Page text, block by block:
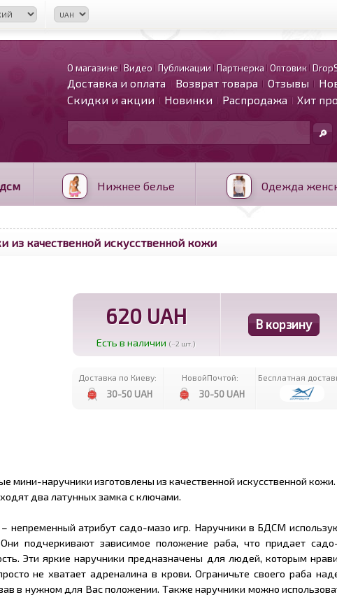
О магазине Видео Публикации Партнерка Оптовик
Доставка и оплата Возврат товара Отзывы
Скидки и акции
Новинки Распродажа Хит
Нижнее белье Одежда
качественной искусственной кожи
620 UAH
Есть в наличии (~2 шт.)
Доставка по Киеву:
30-50 UAH
НовойПочтой:
30-50 UAH
Бесплатная
мини-наручники изготовлены из качественной искусственной
два латунных замка с ключами.
непременный атрибут садо-мазо игр. Наручники в БДСМ
подчеркивают зависимое положение раба, что придает
Эти яркие наручники предназначены для людей, которым
не хватает адреналина в крови. Ограничьте своего раба
в нужном для Вас положении. Также наручники можно